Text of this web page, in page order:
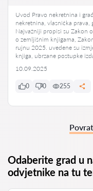
Uvod Pravo nekretnina i
nekretnina, vlasnička
Najvažniji propisi su Zakon
o zemljišnim knjigama,
rujnu 2025. uvedene su
knjiga, ubrzane postupke
10.09.2025
0 0 255
Odaberite grad u
odvjetnike na tu